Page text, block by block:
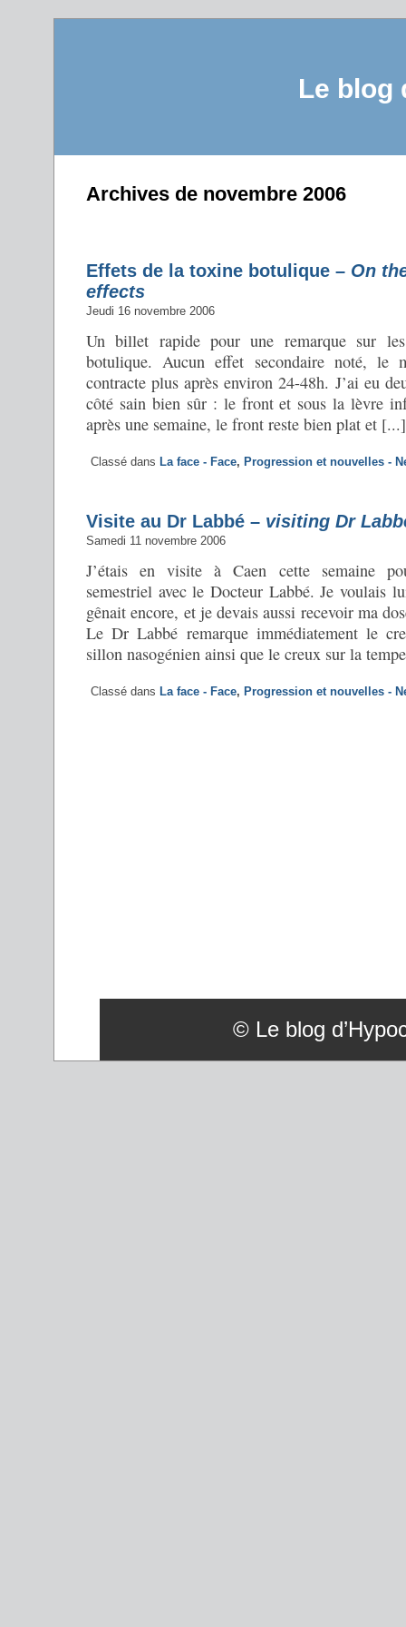
Le blog
Archives de novembre 2006
Effets de la toxine botulique – On
effects
Jeudi 16 novembre 2006
Un billet rapide pour une remarque sur
botulique. Aucun effet secondaire noté, le
contracte plus après environ 24-48h. J’ai eu
côté sain bien sûr : le front et sous la lèvre
après une semaine, le front reste bien plat et [...]
Classé dans La face - Face, Progression et nouvelles -
Visite au Dr Labbé – visiting Dr
Samedi 11 novembre 2006
J’étais en visite à Caen cette semaine
semestriel avec le Docteur Labbé. Je voulais
gênait encore, et je devais aussi recevoir ma
Le Dr Labbé remarque immédiatement le
sillon nasogénien ainsi que le creux sur la
Classé dans La face - Face, Progression et nouvelles -
© Le blog